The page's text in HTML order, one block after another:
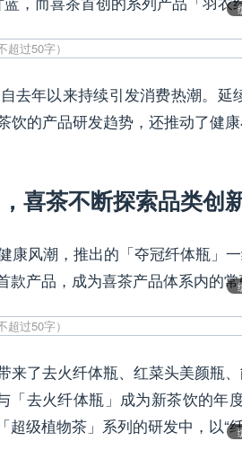
去年以来持续引发消费热潮。
饮的产品研发趋势，还推动了健
喜茶不断探索品类创
康风潮，推出的「夺冠纤体瓶
产品，成为喜茶产品体系内的常
来了去火纤体瓶、红菜头美颜瓶
去火纤体瓶」成为新茶饮的
超级植物茶」系列的研发中，以“